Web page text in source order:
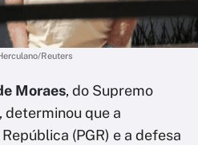
Reuters
Moraes, do Supremo
determinou que a
(PGR) e a defesa